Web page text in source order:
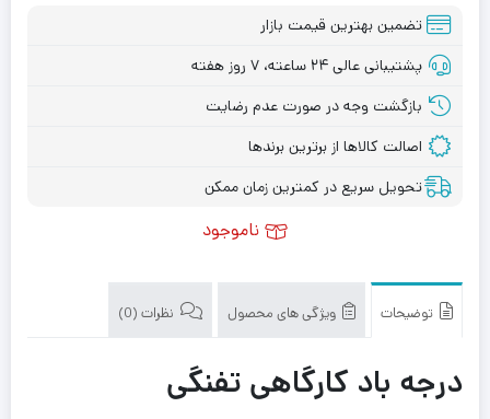
تضمین بهترین قیمت بازار
پشتیبانی عالی ۲۴ ساعته، ۷ روز هفته
بازگشت وجه در صورت عدم رضایت
اصالت کالاها از برترین برندها
تحویل سریع در کمترین زمان ممکن
ناموجود
توضیحات ویژگی های محصول نظرات (0)
درجه باد کارگاهی تفنگی